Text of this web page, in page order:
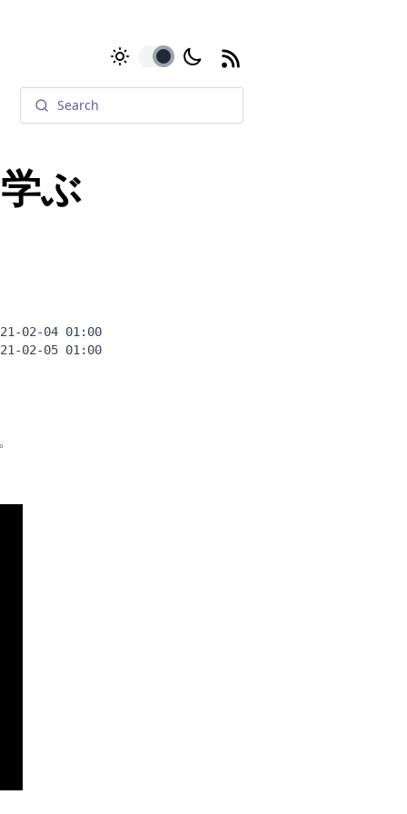
toggle
ぶ
02-04 01:00
02-05 01:00